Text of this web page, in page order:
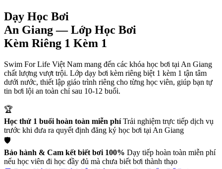
Dạy Học Bơi
An Giang— Lớp Học Bơi
Kèm Riêng 1 Kèm 1
Swim For Life Việt Nam mang đến các khóa học bơi tại An Giang
chất lượng vượt trội. Lớp dạy bơi kèm riêng biệt 1 kèm 1 tận tâm
dưới nước, thiết lập giáo trình riêng cho từng học viên, giúp bạn tự
tin bơi lội an toàn chỉ sau 10-12 buổi.
🏆
Học thử 1 buổi hoàn toàn miễn phí Trải nghiệm trực tiếp dịch vụ
trước khi đưa ra quyết định đăng ký học bơi tại An Giang
🛡️
Bảo hành & Cam kết biết bơi 100% Dạy tiếp hoàn toàn miễn phí
nếu học viên đi học đầy đủ mà chưa biết bơi thành thạo